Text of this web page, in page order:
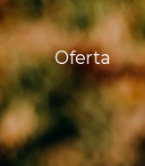
Oferta